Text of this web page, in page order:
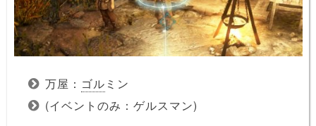
万屋： ゴル ミン
(イベントのみ：ゲルスマン)